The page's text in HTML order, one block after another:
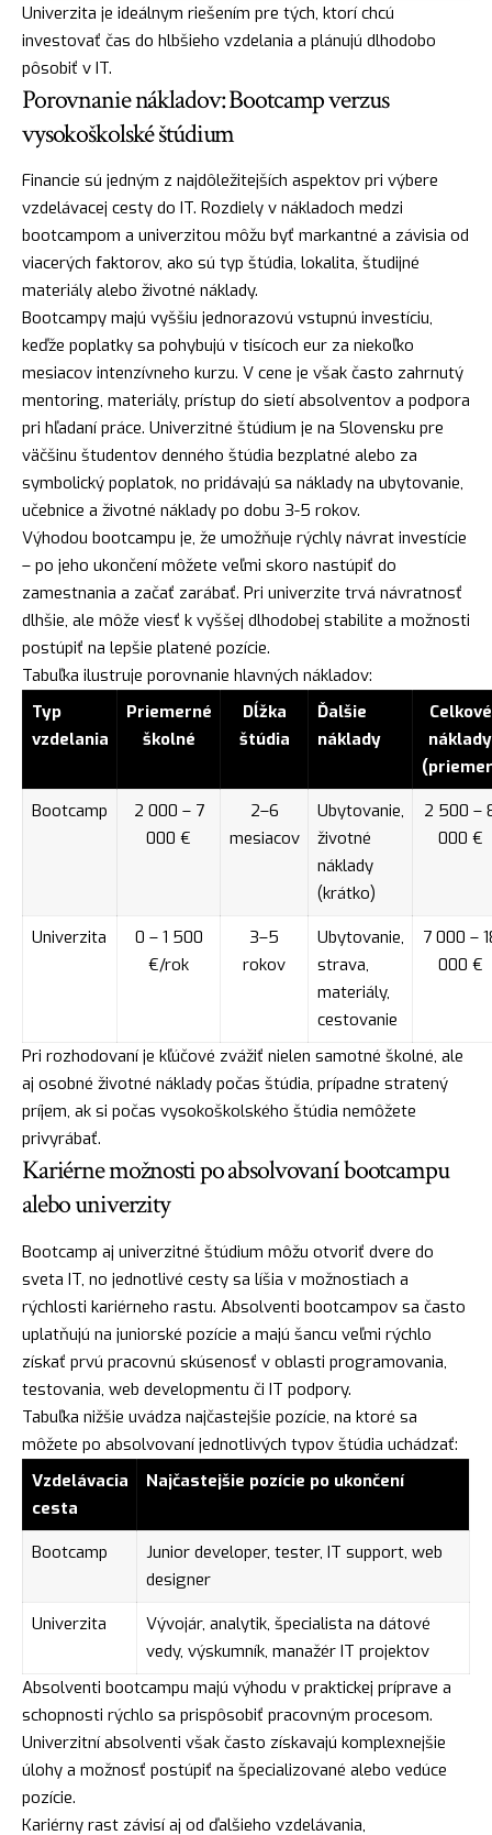
Univerzita je ideálnym riešením pre tých, ktorí chcú
investovať čas do hlbšieho vzdelania a plánujú dlhodobo
pôsobiť v IT.
Porovnanie nákladov: Bootcamp verzus
vysokoškolské štúdium
Financie sú jedným z najdôležitejších aspektov pri výbere
vzdelávacej cesty do IT. Rozdiely v nákladoch medzi
bootcampom a univerzitou môžu byť markantné a závisia od
viacerých faktorov, ako sú typ štúdia, lokalita, študijné
materiály alebo životné náklady.
Bootcampy majú vyššiu jednorazovú vstupnú investíciu,
keďže poplatky sa pohybujú v tisícoch eur za niekoľko
mesiacov intenzívneho kurzu. V cene je však často zahrnutý
mentoring, materiály, prístup do sietí absolventov a podpora
pri hľadaní práce. Univerzitné štúdium je na Slovensku pre
väčšinu študentov denného štúdia bezplatné alebo za
symbolický poplatok, no pridávajú sa náklady na ubytovanie,
učebnice a životné náklady po dobu 3-5 rokov.
Výhodou bootcampu je, že umožňuje rýchly návrat investície
– po jeho ukončení môžete veľmi skoro nastúpiť do
zamestnania a začať zarábať. Pri univerzite trvá návratnosť
dlhšie, ale môže viesť k vyššej dlhodobej stabilite a možnosti
postúpiť na lepšie platené pozície.
Tabuľka ilustruje porovnanie hlavných nákladov:
Typ
vzdelania
Priemerné
školné
Dĺžka
štúdia
Ďalšie
náklady
Celkové
náklady
Bootcamp
2 000 – 7
000 €
2–6
mesiacov
Ubytovanie,
životné
náklady
(krátko)
2 500 –
000 €
Univerzita
0 – 1 500
€/rok
3–5
rokov
Ubytovanie,
strava,
materiály,
cestovanie
7 000 –
000 €
Pri rozhodovaní je kľúčové zvážiť nielen samotné školné, ale
aj osobné životné náklady počas štúdia, prípadne stratený
príjem, ak si počas vysokoškolského štúdia nemôžete
privyrábať.
Kariérne možnosti po absolvovaní bootcampu
alebo univerzity
Bootcamp aj univerzitné štúdium môžu otvoriť dvere do
sveta IT, no jednotlivé cesty sa líšia v možnostiach a
rýchlosti kariérneho rastu. Absolventi bootcampov sa často
uplatňujú na juniorské pozície a majú šancu veľmi rýchlo
získať prvú pracovnú skúsenosť v oblasti programovania,
testovania, web developmentu či IT podpory.
Tabuľka nižšie uvádza najčastejšie pozície, na ktoré sa
môžete po absolvovaní jednotlivých typov štúdia uchádzať:
Vzdelávacia
cesta
Najčastejšie pozície po ukončení
Bootcamp
Junior developer, tester, IT support, web
designer
Univerzita
Vývojár, analytik, špecialista na dátové
vedy, výskumník, manažér IT projektov
Absolventi bootcampu majú výhodu v praktickej príprave a
schopnosti rýchlo sa prispôsobiť pracovným procesom.
Univerzitní absolventi však často získavajú komplexnejšie
úlohy a možnosť postúpiť na špecializované alebo vedúce
pozície.
Kariérny rast závisí aj od ďalšieho vzdelávania,